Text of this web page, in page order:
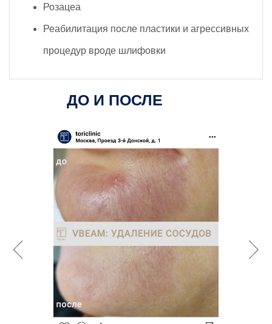
Розацеа
Реабилитация после пластики и агрессивных
процедур вроде шлифовки
ДО И ПОСЛЕ